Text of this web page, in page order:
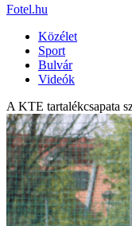
Fotel.hu
Közélet
Sport
Bulvár
Videók
A KTE tartalékcsapata